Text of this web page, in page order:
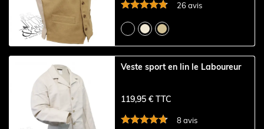
26 avis
Veste sport en lin le Laboureur
119,95 € TTC
8 avis